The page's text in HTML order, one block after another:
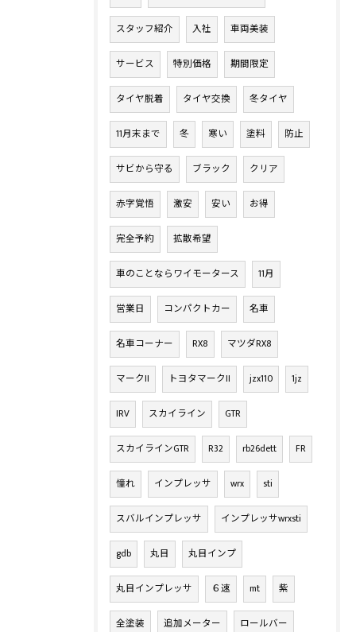
スタッフ紹介 入社 車両美装
サービス 特別価格 期間限定
タイヤ脱着 タイヤ交換 冬タイヤ
11月末まで 冬 寒い 塗料 防止
サビから守る ブラック クリア
赤字覚悟 激安 安い お得
完全予約 拡散希望
車のことならワイモータース 11月
営業日 コンパクトカー 名車
名車コーナー RX8 マツダRX8
マークII トヨタマークII jzx110 1jz
IRV スカイライン GTR
スカイラインGTR R32 rb26dett FR
憧れ インプレッサ wrx sti
スバルインプレッサ インプレッサwrxsti
gdb 丸目 丸目インプ
丸目インプレッサ ６速 mt 紫
全塗装 追加メーター ロールバー